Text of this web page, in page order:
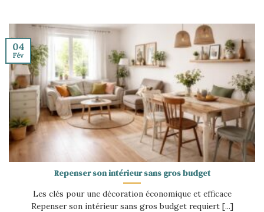
Repenser son intérieur sans gros budget
Les clés pour une décoration économique et efficace
Repenser son intérieur sans gros budget requiert [...]
04
Fév